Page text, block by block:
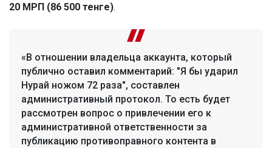
20 МРП (86 500 тенге).
«В отношении владельца аккаунта, который
публично оставил комментарий: "Я бы ударил
Нурай ножом 72 раза", составлен
административный протокол. То есть будет
рассмотрен вопрос о привлечении его к
административной ответственности за
публикацию противоправного контента в